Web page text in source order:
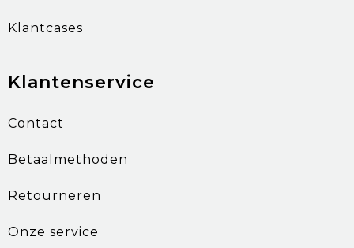
Klantcases
Klantenservice
Contact
Betaalmethoden
Retourneren
Onze service